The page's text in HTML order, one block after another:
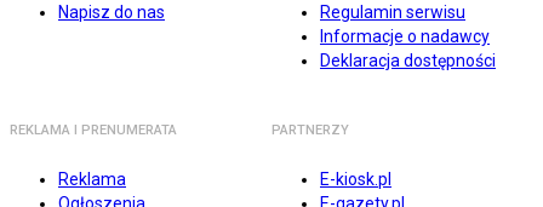
Napisz do nas
Regulamin serwisu
Informacje o nadawcy
Deklaracja dostępności
REKLAMA I PRENUMERATA
Reklama
PARTNERZY
E-kiosk.pl